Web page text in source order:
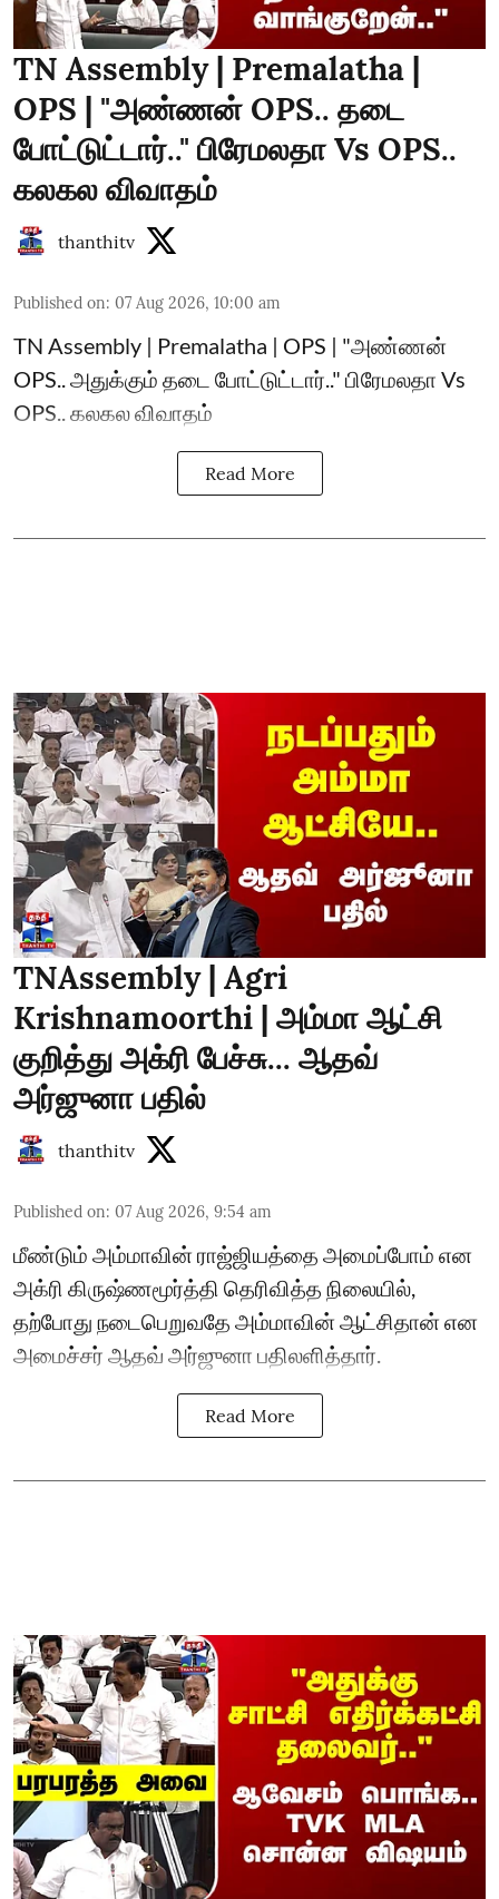
TN Assembly | Premalatha |
OPS | "அண்ணன் OPS.. தடை
போட்டுட்டார்.." பிரேமலதா Vs OPS..
கலகல விவாதம்
thanthitv
Published on: 07 Aug 2026, 10:00 am
TN Assembly | Premalatha | OPS | "அண்ணன்
OPS.. அதுக்கும் தடை போட்டுட்டார்.." பிரேமலதா Vs
OPS.. கலகல விவாதம்
Read More
TNAssembly | Agri
Krishnamoorthi | அம்மா ஆட்சி
குறித்து அக்ரி பேச்சு... ஆதவ்
அர்ஜுனா பதில்
thanthitv
Published on: 07 Aug 2026, 9:54 am
மீண்டும் அம்மாவின் ராஜ்ஜியத்தை அமைப்போம் என
அக்ரி கிருஷ்ணமூர்த்தி தெரிவித்த நிலையில்,
தற்போது நடைபெறுவதே அம்மாவின் ஆட்சிதான் என
அமைச்சர் ஆதவ் அர்ஜுனா பதிலளித்தார்.
Read More